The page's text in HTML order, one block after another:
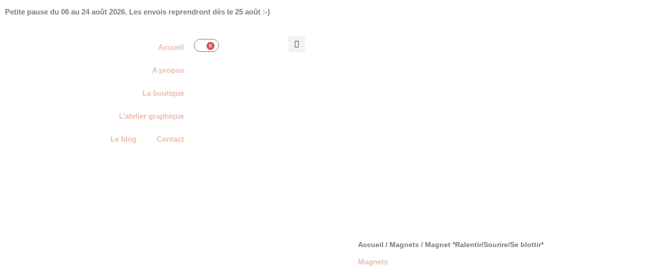
Petite pause du 06 au 24 août 2026. Les envois reprendront dès le 25 août :-)
Accueil
A propos
La boutique
L’atelier graphique
Le blog Contact
0
Panier
Accueil / Magnets / Magnet *Ralentir/Sourire/Se blottir*
Magnets
quantité
de